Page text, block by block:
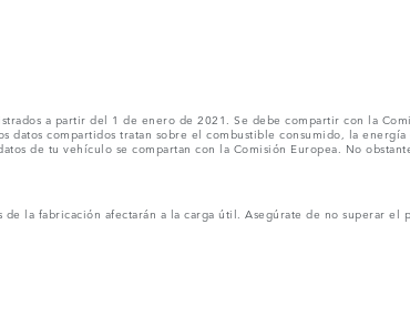
a partir del 1 de enero de 2021. Se debe compartir con la
compartidos tratan sobre el combustible consumido, la
de tu vehículo se compartan con la Comisión Europea. No
la fabricación afectarán a la carga útil. Asegúrate de no superar el